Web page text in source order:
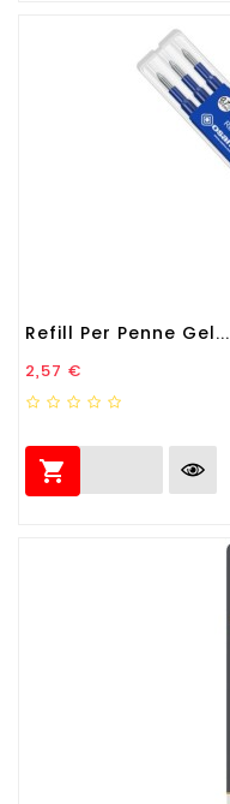
Refill Per Penne Gel...
Prezzo
2,57 €
